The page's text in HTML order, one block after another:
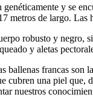
y se
metros de largo. Las
robusto y negro,
y aletas
ballenas francas son
cubren una piel que,
nuestros